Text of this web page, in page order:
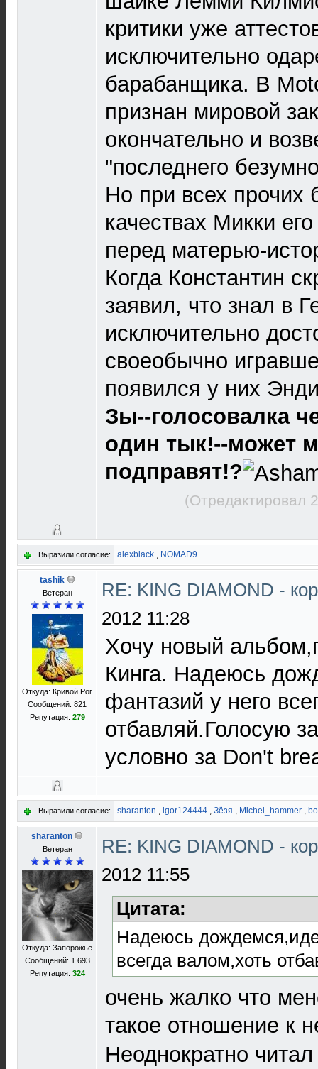
критики уже
исключительно
барабанщика. В
признан мировой
окончательно и
"последнего
Но при всех прочих
качествах Микки
перед матерью-
Когда Константин
заявил, что знал в
исключительно
своеобычно
появился у них
Зы--голосовалка
один тык!--может
подправят!?
(Отредактировал
Выразили согласие: alexblack , NOMAD9
tashik
Ветеран
Откуда: Кривой Рог
Сообщений: 821
Репутация: 279
RE: KING DIAMOND -
2012 11:28
Хочу новый
Кинга. Надеюсь
фантазий у него
отбавляй.Голосую
условно за Don't
Выразили согласие: sharanton , igor124444 , Зёзя , Michel_hammer ,
sharanton
Ветеран
Откуда: Запорожье
Сообщений: 1 693
Репутация: 324
RE: KING DIAMOND -
2012 11:55
Цитата:
Надеюсь
всегда валом,хоть
очень жалко что
такое отношение к
Неоднократно